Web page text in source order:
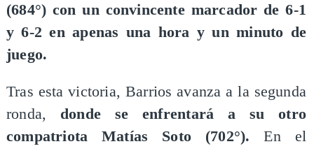
(684°) con un convincente marcador de 6-1
y 6-2 en apenas una hora y un minuto de
juego.
Tras esta victoria, Barrios avanza a la segunda
ronda, donde se enfrentará a su otro
compatriota Matías Soto (702°).En el